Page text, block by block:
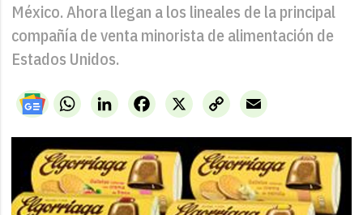
México. Ahora llegan a los lineales de la principal
compañía de venta minorista de alimentación de
Estados Unidos.
WhatsAppLinkedIn X
Facebook
Copy
Link
Email